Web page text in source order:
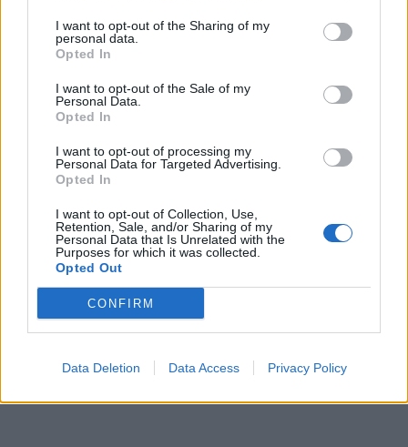
I want to opt-out of the Sharing of my
personal data.
Opted In
I want to opt-out of the Sale of my
Personal Data.
Opted In
I want to opt-out of processing my
Personal Data for Targeted Advertising.
Opted In
I want to opt-out of Collection, Use,
Retention, Sale, and/or Sharing of my
Personal Data that Is Unrelated with the
Purposes for which it was collected.
Opted Out
CONFIRM
Data Deletion Data Access Privacy Policy